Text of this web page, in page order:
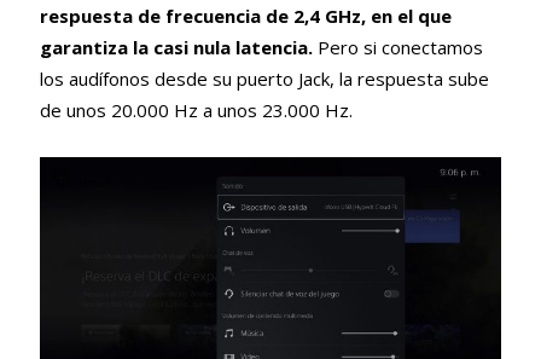
respuesta de frecuencia de 2,4 GHz, en el que
garantiza la casi nula latencia.Pero si conectamos
los audífonos desde su puerto Jack, la respuesta sube
de unos 20.000 Hz a unos 23.000 Hz.